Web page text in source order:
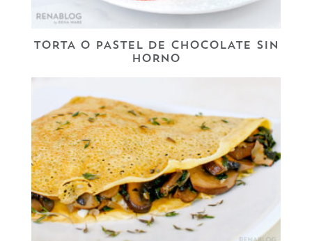
TORTA O PASTEL DE CHOCOLATE SIN
HORNO